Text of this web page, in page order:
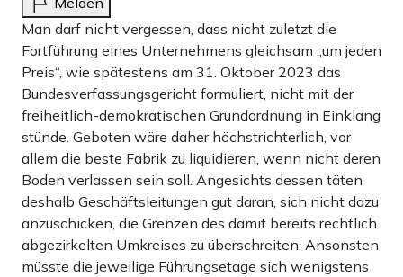
Man darf nicht vergessen, dass nicht zuletzt die
Fortführung eines Unternehmens gleichsam „um jeden
Preis“, wie spätestens am 31. Oktober 2023 das
Bundesverfassungsgericht formuliert, nicht mit der
freiheitlich-demokratischen Grundordnung in Einklang
stünde. Geboten wäre daher höchstrichterlich, vor
allem die beste Fabrik zu liquidieren, wenn nicht deren
Boden verlassen sein soll. Angesichts dessen täten
deshalb Geschäftsleitungen gut daran, sich nicht dazu
anzuschicken, die Grenzen des damit bereits rechtlich
abgezirkelten Umkreises zu überschreiten. Ansonsten
müsste die jeweilige Führungsetage sich wenigstens